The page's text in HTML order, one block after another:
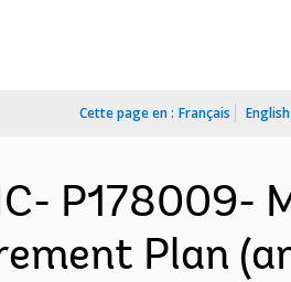
Cette page en : Français English
P178009-
Plan